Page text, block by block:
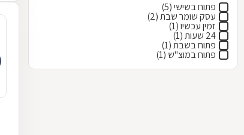
פתוח בשישי (5)
עסק שומר שבת (2)
זמין עכשיו (1)
24 שעות (1)
פתוח בשבת (1)
פתוח במוצ"ש (1)